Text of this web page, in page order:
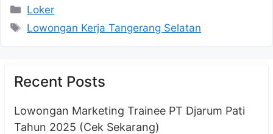
Kategori
Loker
Tag
Lowongan Kerja Tangerang Selatan
Recent Posts
Lowongan Marketing Trainee PT Djarum Pati
Tahun 2025 (Cek Sekarang)